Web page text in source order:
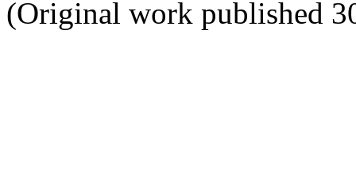
(Original work published